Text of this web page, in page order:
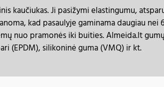
kaučiukas. Ji pasižymi elastingumu,
kad pasaulyje gaminama daugiau
nuo pramonės iki buities. Almeida.lt
(EPDM), silikoninė guma (VMQ) ir kt.